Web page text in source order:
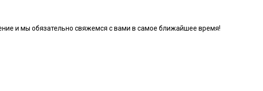
и мы обязательно свяжемся с вами в самое ближайшее время!